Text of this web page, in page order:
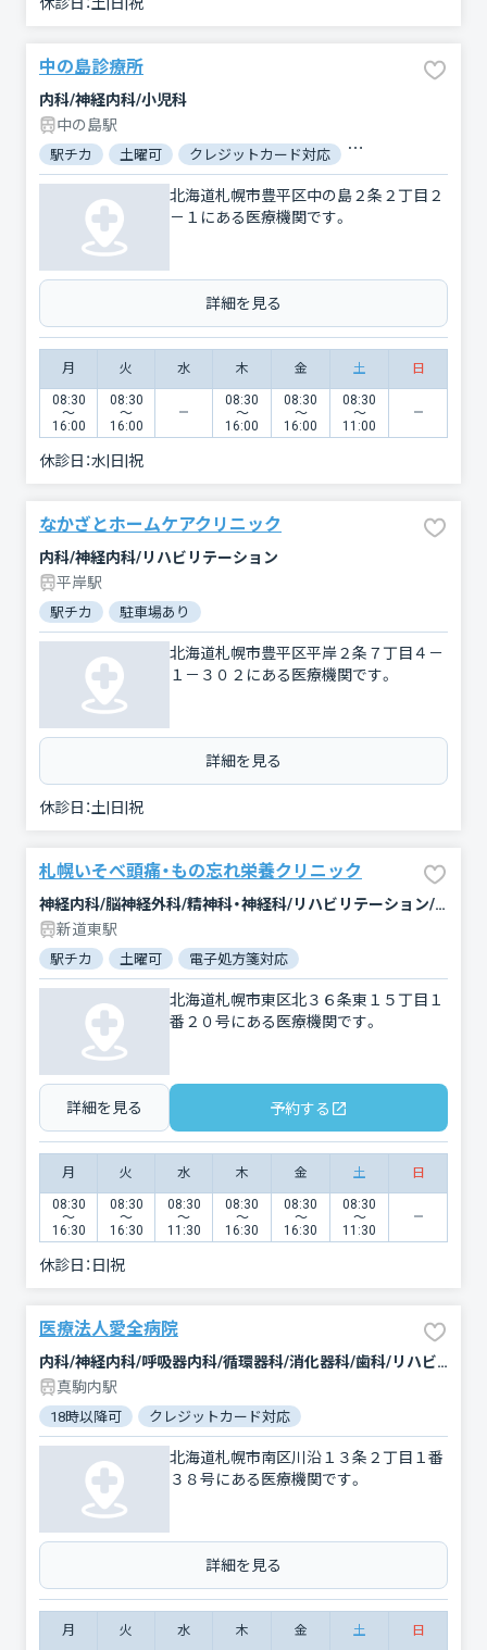
中の島診療所
内科/神経内科/小児科
中の島駅
駅チカ 土曜可 クレジットカード対応 電子マネー対応
北海道札幌市豊平区中の島２条２丁目２
－１にある医療機関です。
詳細を見る
月 火 水 木 金 土 日
08:30
〜
16:00
08:30
〜
16:00
08:30
〜
16:00
08:30
〜
16:00
08:30
〜
11:00
休診日：水|日|祝
なかざとホームケアクリニック
内科/神経内科/リハビリテーション
平岸駅
駅チカ 駐車場あり
北海道札幌市豊平区平岸２条７丁目４－
１－３０２にある医療機関です。
詳細を見る
休診日：土|日|祝
札幌いそべ頭痛・もの忘れ栄養クリニック
神経内科/脳神経外科/精神科・神経科/リハビリテーション/循環器科
新道東駅
駅チカ 土曜可 電子処方箋対応
北海道札幌市東区北３６条東１５丁目１
番２０号にある医療機関です。
詳細を見る 予約する
月 火 水 木 金 土 日
08:30
〜
16:30
08:30
〜
16:30
08:30
〜
11:30
08:30
〜
16:30
08:30
〜
16:30
08:30
〜
11:30
休診日： 日|祝
医療法人愛全病院
内科/神経内科/呼吸器内科/循環器科/消化器科/歯科/リハビリテーション
真駒内駅
18時以降可 クレジットカード対応
北海道札幌市南区川沿１３条２丁目１番
３８号にある医療機関です。
詳細を見る
月 火 水 木 金 土 日